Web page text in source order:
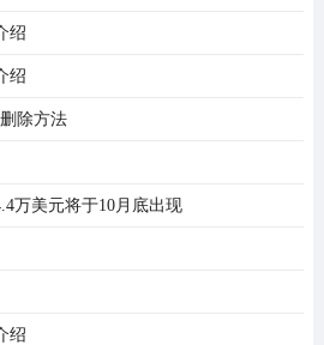
中调整灵敏度，以及视野范围，
进行训练。
绍
绍
除方法
万美元将于10月底出现
绍